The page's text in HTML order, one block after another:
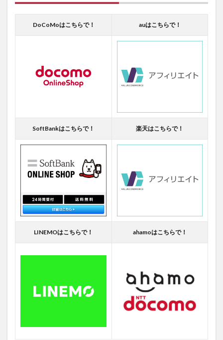
DoCoMoはこちらで！ auはこちらで！
SoftBankはこちらで！ 楽天はこちらで！
LINEMOはこちらで！ ahamoはこちらで！